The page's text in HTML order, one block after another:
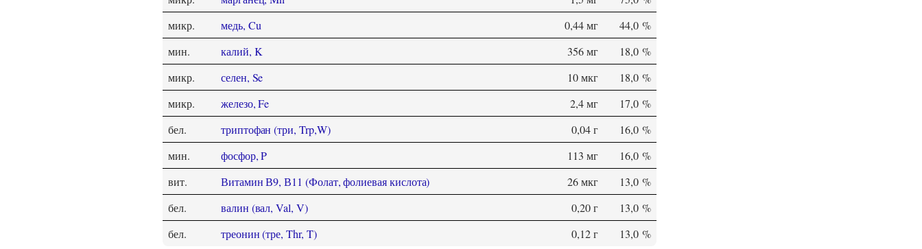
микр.
медь, Cu 0,44 мг
44,0 %
мин.
калий, K 356 мг
18,0 %
микр.
селен, Se 10 мкг
18,0 %
микр.
железо, Fe 2,4 мг
17,0 %
бел.
триптофан (три, Trp,W) 0,04 г
16,0 %
мин.
фосфор, P 113 мг
16,0 %
вит.
Витамин В9, В11 (Фолат, фолиевая кислота) 26 мкг
13,0 %
бел.
валин (вал, Val, V) 0,20 г
13,0 %
бел.
треонин (тре, Thr, T) 0,12 г 13,0 %